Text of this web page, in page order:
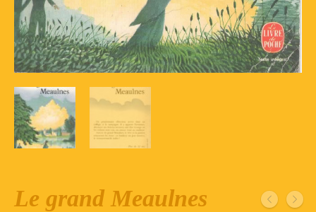
Inscription – club de lecture – Echecs
Nos suggestions
Répertoire du fonds de la bibliothèque –
Répertoire du fonds de la Bibliothèque –
Déconnexion
Le grand Meaulnes